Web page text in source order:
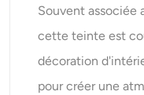
Souvent associée
cette teinte est
décoration
pour créer une